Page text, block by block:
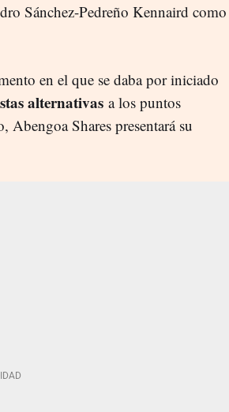
Sánchez-Pedreño Kennaird como
en el que se daba por iniciado
alternativas a los puntos
Shares presentará su